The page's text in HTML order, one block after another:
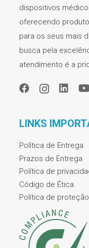
dispositivos
oferecendo
para os seus mais
busca pela
atendimento é a
LINKS
Política de Entrega
Prazos de Entrega
Política de
Código de Ética
Política de